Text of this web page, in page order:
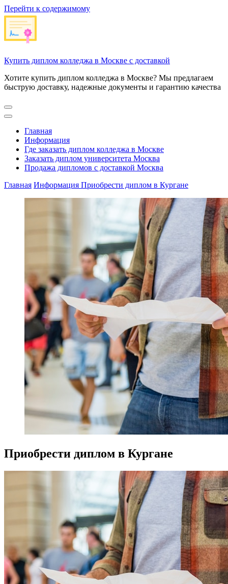
Перейти к содержимому
Купить диплом колледжа в Москве с доставкой
Хотите купить диплом колледжа в Москве? Мы предлагаем
быструю доставку, надежные документы и гарантию качества
Главная
Информация
Где заказать диплом колледжа в Москве
Заказать диплом университета Москва
Продажа дипломов с доставкой Москва
Главная Информация Приобрести диплом в Кургане
Приобрести диплом в Кургане